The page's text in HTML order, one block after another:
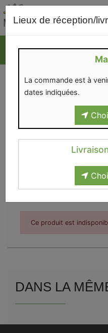
Lieux de réception/
La commande est à
dates indiquées.
Panier Alice T2
Ce produit est
DANS LA